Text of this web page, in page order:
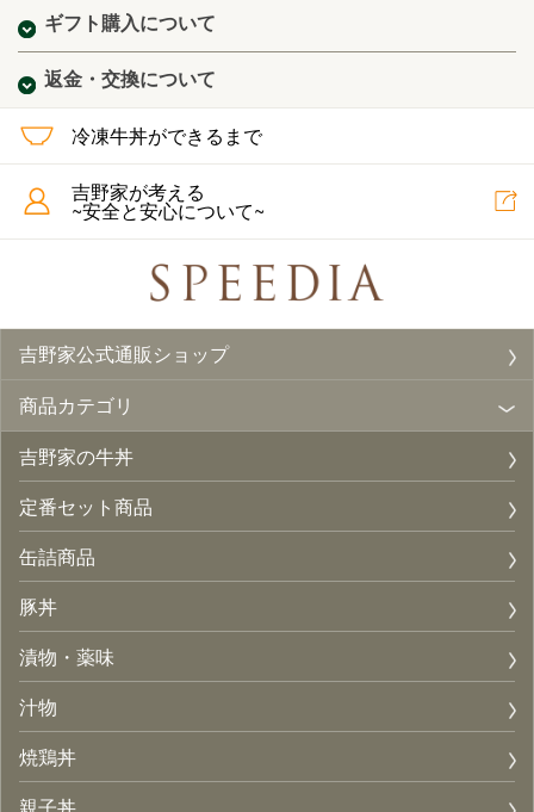
ギフト購入について
返金・交換について
冷凍牛丼ができるまで
吉野家が考える
~安全と安心について~
吉野家公式通販ショップ
商品カテゴリ
吉野家の牛丼
定番セット商品
缶詰商品
豚丼
漬物・薬味
汁物
焼鶏丼